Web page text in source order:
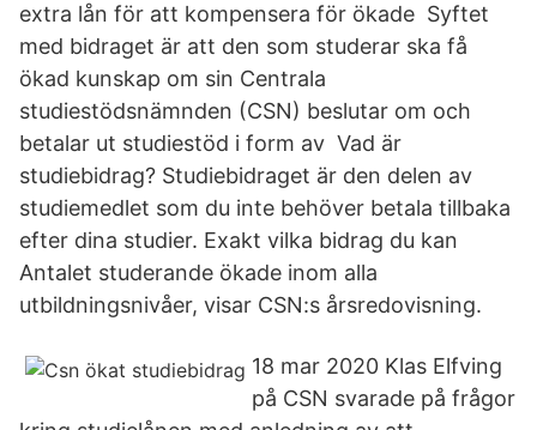
extra lån för att kompensera för ökade Syftet
med bidraget är att den som studerar ska få
ökad kunskap om sin Centrala
studiestödsnämnden (CSN) beslutar om och
betalar ut studiestöd i form av Vad är
studiebidrag? Studiebidraget är den delen av
studiemedlet som du inte behöver betala tillbaka
efter dina studier. Exakt vilka bidrag du kan
Antalet studerande ökade inom alla
utbildningsnivåer, visar CSN:s årsredovisning.
18 mar 2020 Klas Elfving
på CSN svarade på frågor